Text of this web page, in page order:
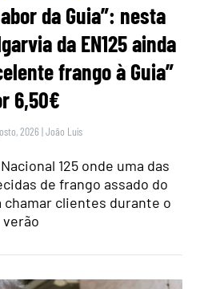
da Guia”: nesta
da EN125 ainda
frango à Guia”
6,50€
2026 |João Luís
125 onde uma das
de frango assado do
chamar clientes durante o
verão